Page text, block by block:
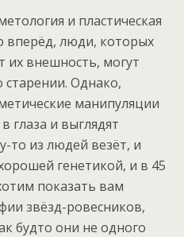
и пластическая
вперёд, люди, которых
их внешность, могут
Однако,
манипуляции
глаза и выглядят
то из людей везёт, и
генетикой, и в 45
показать вам
звёзд-ровесников,
будто они не одного